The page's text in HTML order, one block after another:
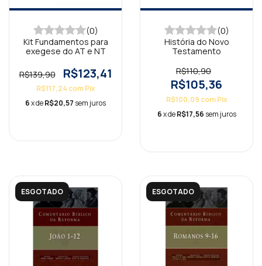
(0)
Kit Fundamentos para
exegese do AT e NT
R$139,90 R$123,41
R$117,24 com Pix
6x deR$20,57 sem juros
(0)
História do Novo
Testamento
R$110,90
R$105,36
R$100,09 com Pix
6x deR$17,56 sem juros
ESGOTADO ESGOTADO